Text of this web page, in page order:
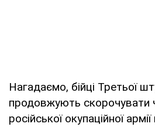
Нагадаємо, бійці Третьої
продовжують скорочувати
російської окупаційної